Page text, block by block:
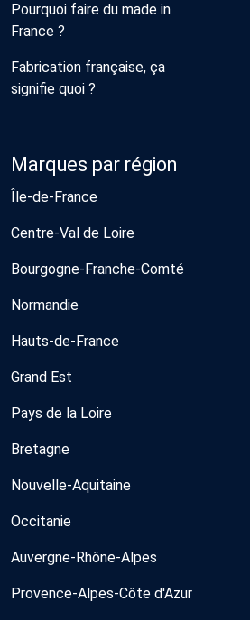
Pourquoi faire du made in
France ?
Fabrication française, ça
signifie quoi ?
Marques par région
Île-de-France
Centre-Val de Loire
Bourgogne-Franche-Comté
Normandie
Hauts-de-France
Grand Est
Pays de la Loire
Bretagne
Nouvelle-Aquitaine
Occitanie
Auvergne-Rhône-Alpes
Provence-Alpes-Côte d'Azur